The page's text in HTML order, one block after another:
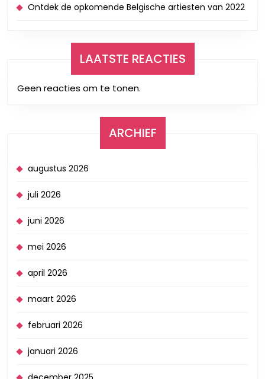
Ontdek de opkomende Belgische artiesten van 2022
LAATSTE REACTIES
Geen reacties om te tonen.
ARCHIEF
augustus 2026
juli 2026
juni 2026
mei 2026
april 2026
maart 2026
februari 2026
januari 2026